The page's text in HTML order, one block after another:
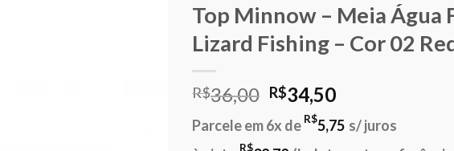
Top Minnow – Meia Água
Lizard Fishing – Cor 02
R$36,00 O
preço
original
R$34,50O
atual
Parcele em 6x de R$5,75 s/ juros
R$